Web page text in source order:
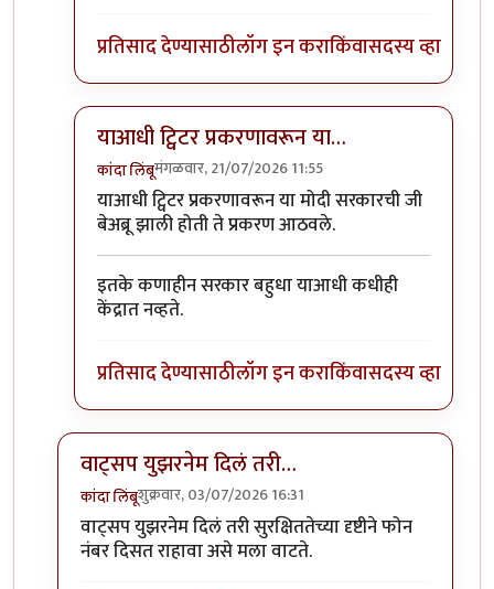
प्रतिसाद देण्यासाठीलॉग इन कराकिंवासदस्य व्हा
याआधी ट्विटर प्रकरणावरून या…
कांदा लिंबूमंगळवार, 21/07/2026 11:55
In reply toभारत सरकारने व्हॉट्सऍप usernames
याआधी ट्विटर प्रकरणावरून या मोदी सरकारची जी
बेअब्रू झाली होती ते प्रकरण आठवले.
इतके कणाहीन सरकार बहुधा याआधी कधीही
केंद्रात नव्हते.
प्रतिसाद देण्यासाठीलॉग इन कराकिंवासदस्य व्हा
वाट्सप युझरनेम दिलं तरी…
कांदा लिंबूशुक्रवार, 03/07/2026 16:31
In reply toवाट्सप युझरनेमbyकंजूस
वाट्सप युझरनेम दिलं तरी सुरक्षिततेच्या दृष्टीने फोन
नंबर दिसत राहावा असे मला वाटते.